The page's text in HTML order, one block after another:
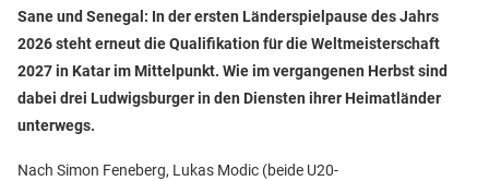
Sane und Senegal: In der ersten Länderspielpause des Jahrs
2026 steht erneut die Qualifikation für die Weltmeisterschaft
2027 in Katar im Mittelpunkt. Wie im vergangenen Herbst sind
dabei drei Ludwigsburger in den Diensten ihrer Heimatländer
unterwegs.
Nach Simon Feneberg, Lukas Modic (beide U20-